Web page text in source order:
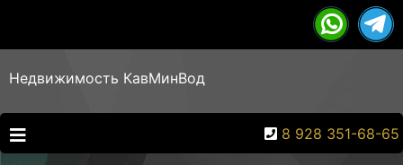
Недвижимость КавМинВод
8 928 351-68-65